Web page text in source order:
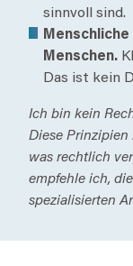
sinnvoll sind.
Menschen.
Das ist kein
Ich bin kein
Diese
was rechtlich
empfehle ich,
spezialisierten